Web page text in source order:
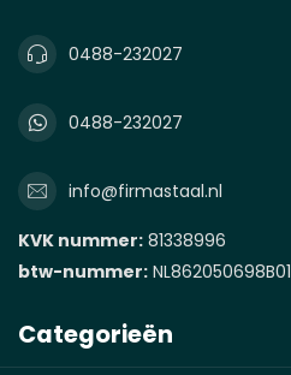
0488-232027
0488-232027
info@firmastaal.nl
KVK nummer: 81338996
btw-nummer: NL862050698B01
Categorieën